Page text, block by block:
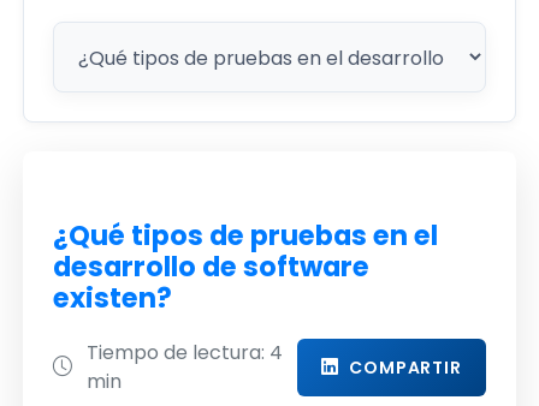
¿Qué tipos de pruebas en el
desarrollo de software
existen?
Tiempo de lectura: 4
min
COMPARTIR